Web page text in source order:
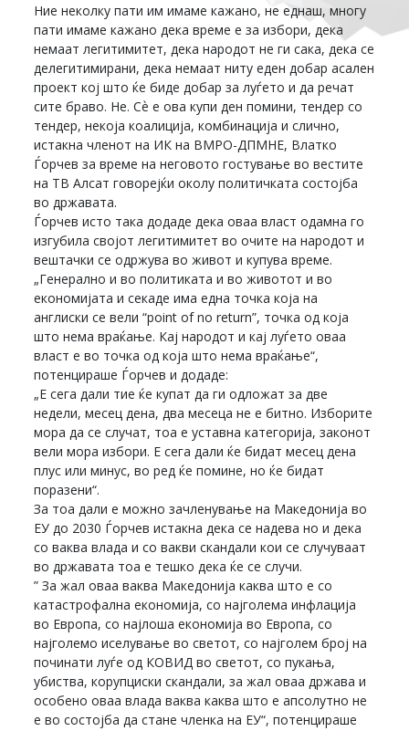
Ние неколку пати им имаме кажано, не еднаш, многу
пати имаме кажано дека време е за избори, дека
немаат легитимитет, дека народот не ги сака, дека се
делегитимирани, дека немаат ниту еден добар асален
проект кој што ќе биде добар за луѓето и да речат
сите браво. Не. Сѐ е ова купи ден помини, тендер со
тендер, некоја коалиција, комбинација и слично,
истакна членот на ИК на ВМРО-ДПМНЕ, Влатко
Ѓорчев за време на неговото гостување во вестите
на ТВ Алсат говорејќи околу политичката состојба
во државата.
Ѓорчев исто така додаде дека оваа власт одамна го
изгубила својот легитимитет во очите на народот и
вештачки се одржува во живот и купува време.
„Генерално и во политиката и во животот и во
економијата и секаде има една точка која на
англиски се вели “point of no return”, точка од која
што нема враќање. Кај народот и кај луѓето оваа
власт е во точка од која што нема враќање“,
потенцираше Ѓорчев и додаде:
„Е сега дали тие ќе купат да ги одложат за две
недели, месец дена, два месеца не е битно. Изборите
мора да се случат, тоа е уставна категорија, законот
вели мора избори. Е сега дали ќе бидат месец дена
плус или минус, во ред ќе помине, но ќе бидат
поразени“.
За тоа дали е можно зачленување на Македонија во
ЕУ до 2030 Ѓорчев истакна дека се надева но и дека
со ваква влада и со вакви скандали кои се случуваат
во државата тоа е тешко дека ќе се случи.
” За жал оваа ваква Македонија каква што е со
катастрофална економија, со најголема инфлација
во Европа, со најлоша економија во Европа, со
најголемо иселување во светот, со најголем број на
починати луѓе од КОВИД во светот, со пукања,
убиства, корупциски скандали, за жал оваа држава и
особено оваа влада ваква каква што е апсолутно не
е во состојба да стане членка на ЕУ“, потенцираше